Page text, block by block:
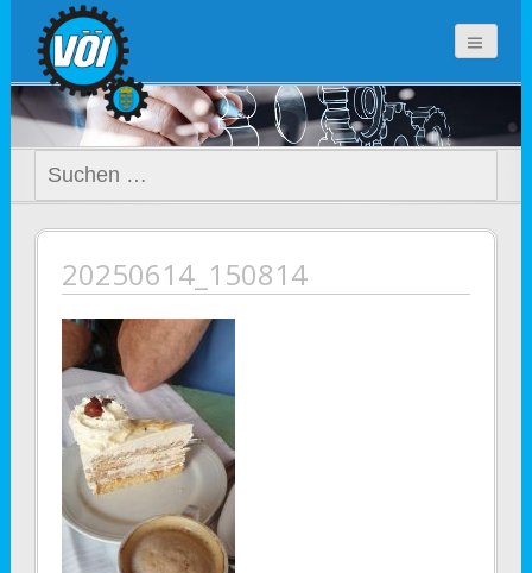
voi-noe.at
Suchen
nach:
20250614_150814